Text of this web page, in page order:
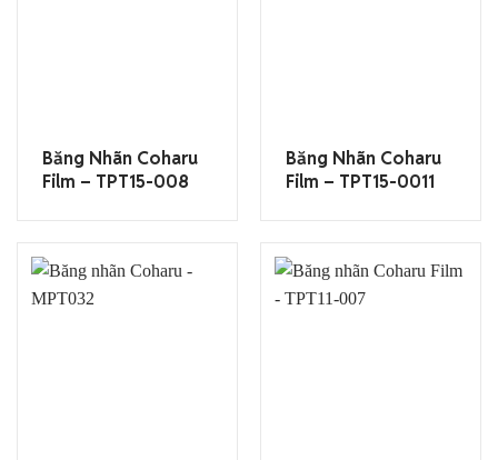
Băng Nhãn Coharu
Film – TPT15-008
Băng Nhãn Coharu
Film – TPT15-0011